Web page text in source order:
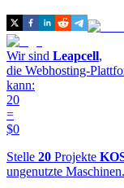
Wir sind Leapcell,
die Webhosting-
kann:
20
=
$0
Stelle 20 Projekte
ungenutzte Maschinen.